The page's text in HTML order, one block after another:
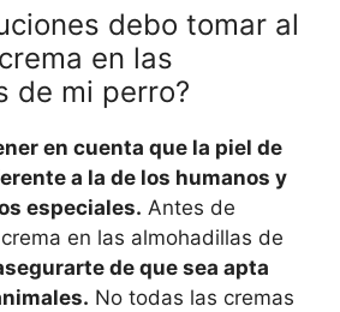
debo tomar al
en las
de mi perro?
en cuenta que la piel de
a la de los humanos y
especiales. Antes de
en las almohadillas de
de que sea apta
No todas las cremas